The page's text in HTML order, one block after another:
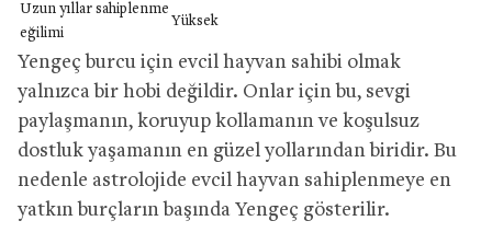
Uzun yıllar sahiplenme
eğilimi
Yüksek
Yengeç burcu için evcil hayvan sahibi olmak
yalnızca bir hobi değildir. Onlar için bu, sevgi
paylaşmanın, koruyup kollamanın ve koşulsuz
dostluk yaşamanın en güzel yollarından biridir. Bu
nedenle astrolojide evcil hayvan sahiplenmeye en
yatkın burçların başında Yengeç gösterilir.